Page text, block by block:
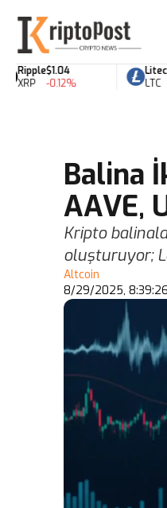
$1.04
-0.12%
Litecoin
LTC
Balina
AAVE,
Kripto
oluşturuyor;
Altcoin
8/29/2025,